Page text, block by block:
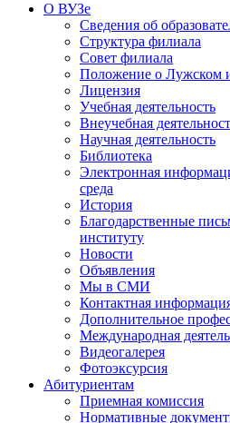
О ВУЗе
Сведения об
Структура филиала
Совет филиала
Положение о Лужском
Лицензия
Учебная деятельность
Внеучебная
Научная деятельность
Библиотека
Электронная
среда
История
Благодарственные
институту
Новости
Объявления
Мы в СМИ
Контактная
Дополнительное
Международная
Видеогалерея
Фотоэксурсия
Абитуриентам
Приемная комиссия
Нормативные